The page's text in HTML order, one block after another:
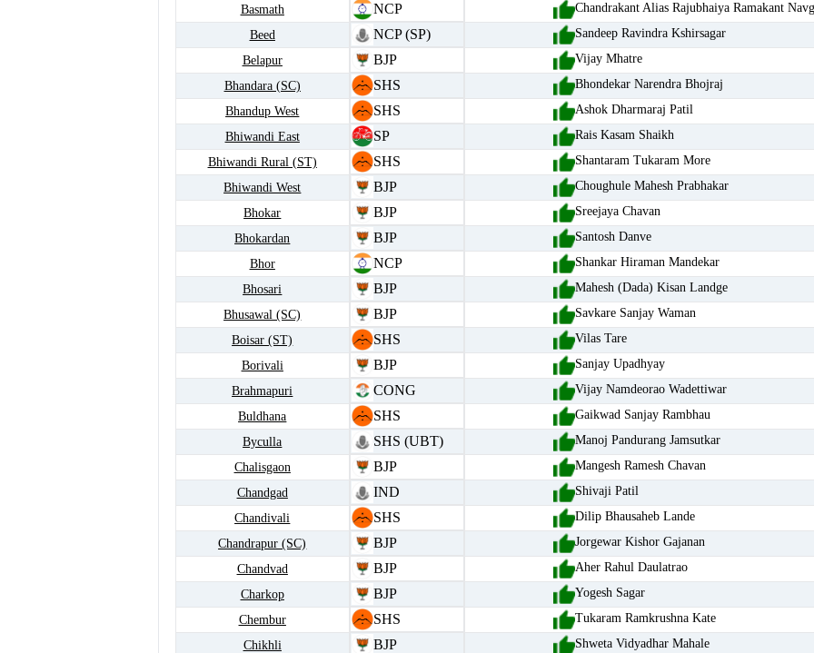
Basmath
NCP
Chandrakant Alias Rajubhaiya Ramakant
Beed
NCP (SP)
Sandeep Ravindra Kshirsagar
Belapur
BJP
Vijay Mhatre
Bhandara (SC)
SHS
Bhondekar Narendra Bhojraj
Bhandup West
SHS
Ashok Dharmaraj Patil
Bhiwandi East
SP
Rais Kasam Shaikh
Bhiwandi Rural (ST)
SHS
Shantaram Tukaram More
Bhiwandi West
BJP
Choughule Mahesh Prabhakar
Bhokar
BJP
Sreejaya Chavan
Bhokardan
BJP
Santosh Danve
Bhor
NCP
Shankar Hiraman Mandekar
Bhosari
BJP
Mahesh (Dada) Kisan Landge
Bhusawal (SC)
BJP
Savkare Sanjay Waman
Boisar (ST)
SHS
Vilas Tare
Borivali
BJP
Sanjay Upadhyay
Brahmapuri
CONG
Vijay Namdeorao Wadettiwar
Buldhana
SHS
Gaikwad Sanjay Rambhau
Byculla
SHS (UBT)
Manoj Pandurang Jamsutkar
Chalisgaon
BJP
Mangesh Ramesh Chavan
Chandgad
IND
Shivaji Patil
Chandivali
SHS
Dilip Bhausaheb Lande
Chandrapur (SC)
BJP
Jorgewar Kishor Gajanan
Chandvad
BJP
Aher Rahul Daulatrao
Charkop
BJP
Yogesh Sagar
Chembur
SHS
Tukaram Ramkrushna Kate
Chikhli
BJP
Shweta Vidyadhar Mahale